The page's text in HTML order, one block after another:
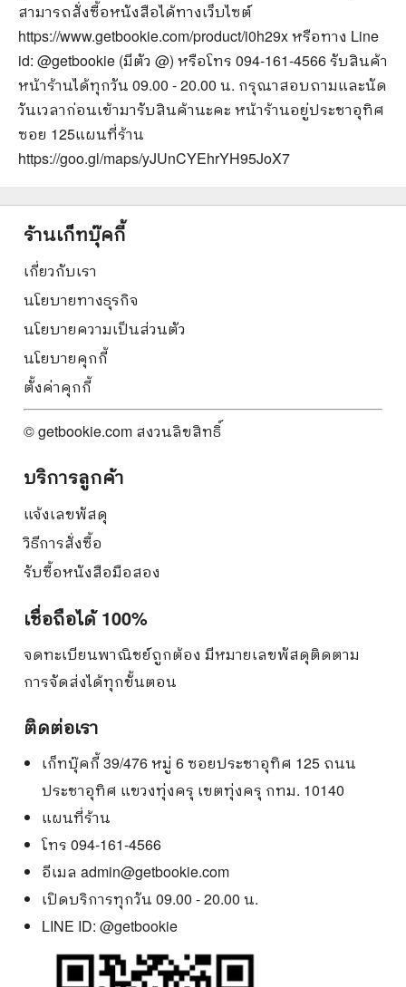
สามารถสั่งซื้อหนังสือได้ทางเว็บไซต์
https://www.getbookie.com/product/i0h29xหรือทาง Line
id: @getbookie (มีตัว @) หรือโทร 094-161-4566 รับสินค้า
หน้าร้านได้ทุกวัน 09.00 - 20.00 น. กรุณาสอบถามและนัด
วันเวลาก่อนเข้ามารับสินค้านะคะ หน้าร้านอยู่ประชาอุทิศ
ซอย 125แผนที่ร้าน
https://goo.gl/maps/yJUnCYEhrYH95JoX7
ร้านเก็ทบุ๊คกี้
เกี่ยวกับเรา
นโยบายทางธุรกิจ
นโยบายความเป็นส่วนตัว
นโยบายคุกกี้
ตั้งค่าคุกกี้
© getbookie.com สงวนลิขสิทธิ์
บริการลูกค้า
แจ้งเลขพัสดุ
วิธีการสั่งซื้อ
รับซื้อหนังสือมือสอง
เชื่อถือได้ 100%
จดทะเบียนพาณิชย์ถูกต้อง มีหมายเลขพัสดุติดตาม
การจัดส่งได้ทุกขั้นตอน
ติดต่อเรา
เก็ทบุ๊คกี้ 39/476 หมู่ 6 ซอยประชาอุทิศ 125 ถนน
ประชาอุทิศ แขวงทุ่งครุ เขตทุ่งครุ กทม. 10140
แผนที่ร้าน
โทร 094-161-4566
อีเมล admin@getbookie.com
เปิดบริการทุกวัน 09.00 - 20.00 น.
LINE ID: @getbookie